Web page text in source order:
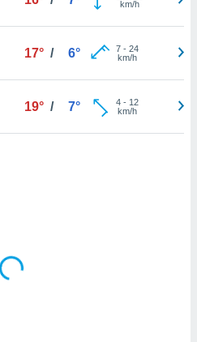
km/h
17° / 6° 7- 24
km/h
19° / 7° 4- 12
km/h